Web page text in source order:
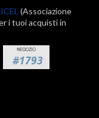
(Associazione
i tuoi acquisti in